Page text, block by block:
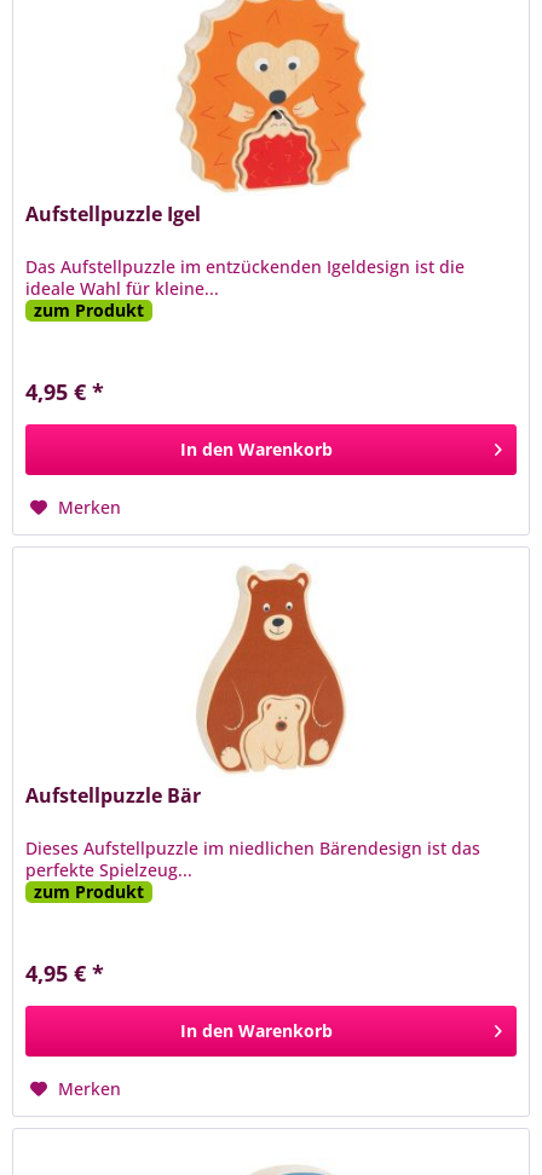
Aufstellpuzzle Igel
Das Aufstellpuzzle im entzückenden Igeldesign ist die
ideale Wahl für kleine...
zum Produkt
4,95 € *
In den Warenkorb
Merken
Aufstellpuzzle Bär
Dieses Aufstellpuzzle im niedlichen Bärendesign ist das
perfekte Spielzeug...
zum Produkt
4,95 € *
In den Warenkorb
Merken